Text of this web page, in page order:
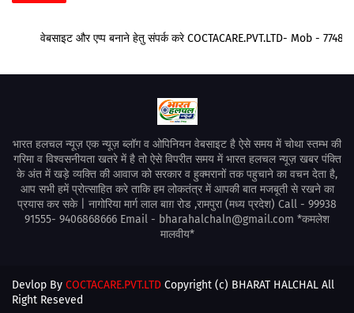
वेबसाइट और एप्प बनाने हेतु संपर्क करे COCTACARE.PVT.LTD- Mob -
भारत हलचल न्यूज़ एक न्यूज़ ब्लॉग व ओपिनियन वेबसाइट है ऐसे समय में चोथा स्तम्भ की
गरिमा व विश्वसनीयता खतरे में है तो ऐसे विपरीत समय में भारत हलचल न्यूज़ खबर पंक्ति
के अंत में खड़े व्यक्ति की आवाज को सरकार व हुक्मरानों तक पहुचाने का वचन देता है,
आप सभी हमें प्रोत्साहित करे ताकि हम लोकतंत्र में आपकी बात मजबूती से रखने का
प्रयास कर सके | नागोरिया मार्ग लाल बाग़ रोड ,रामपुरा (मध्य प्रदेश) Call - 99938
91555- 9406868666 Email - bharahalchaln@gmail.com *कमलेश
मालवीय*
Devlop By COCTACARE.PVT.LTD Copyright (c) BHARAT HALCHAL All
Right Reseved